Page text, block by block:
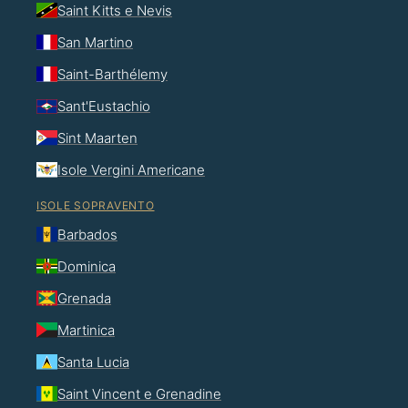
Saint Kitts e Nevis
San Martino
Saint-Barthélemy
Sant'Eustachio
Sint Maarten
Isole Vergini Americane
ISOLE SOPRAVENTO
Barbados
Dominica
Grenada
Martinica
Santa Lucia
Saint Vincent e Grenadine